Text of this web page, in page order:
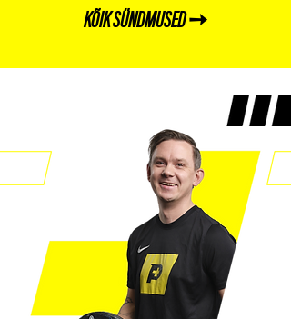
KÕIK SÜNDMUSED ➙